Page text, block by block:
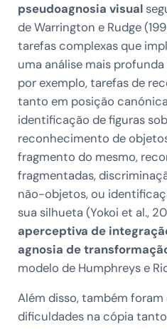
pseudoagnosia visual
de Warrington e Rudge
tarefas complexas que
uma análise mais
por exemplo, tarefas de
tanto em posição
identificação de figuras
reconhecimento de
fragmento do mesmo,
fragmentadas,
não-objetos, ou
sua silhueta (Yokoi et al.,
aperceptiva de
agnosia de
modelo de Humphreys e
Além disso, também
dificuldades na cópia